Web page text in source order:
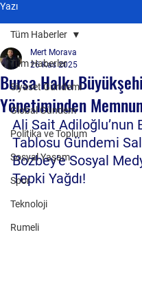
Yazı
Tüm Haberler
Siyaset Gündemi
Global Gündem
Politika ve Toplum
Sosyal Yaşam
Spor
Teknoloji
Rumeli
Tüm Haberler
Bursa Halkı
Yönetiminden
Mert Morava
26 Kas 2025
Ali Sait Adiloğlu’nun
Tablosu Gündemi
Bozbey’e Sosyal
Tepki Yağdı!